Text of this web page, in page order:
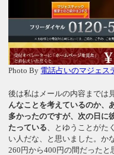
Photo By 電話占いのマジェス
後は私はメールの内容までは
んなことを考えているのか、
多かったのですが、次の日に
たっている 、とゆうことが
い人だな、と思いました。か
260円から400円の間だったと